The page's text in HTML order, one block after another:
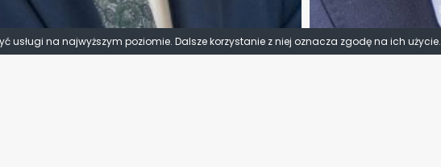
usługi na najwyższym poziomie. Dalsze korzystanie z niej oznacza zgodę na ich użycie.